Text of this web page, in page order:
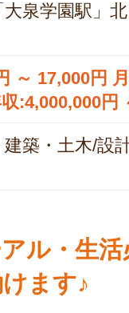
大泉学園駅」
～ 17,000円
:4,000,000円
築・土木/設
ル・生
ます♪